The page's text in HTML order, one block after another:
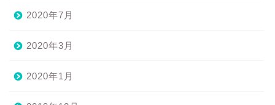
2020年7月
2020年3月
2020年1月